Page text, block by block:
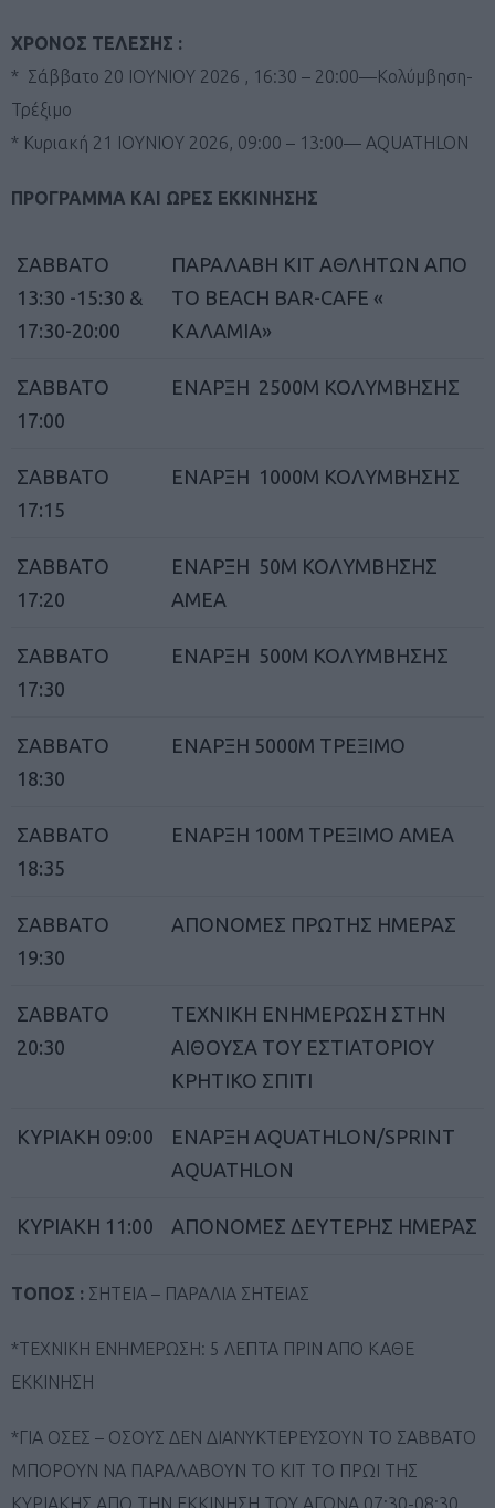
ΧΡΟΝΟΣ ΤΕΛΕΣΗΣ :
* Σάββατο 20 ΙΟΥΝΙΟΥ 2026 , 16:30 – 20:00—Κολύμβηση-
Τρέξιμο
* Κυριακή 21 ΙΟΥΝΙΟΥ 2026, 09:00 – 13:00— AQUATHLON
ΠΡΟΓΡΑΜΜΑ ΚΑΙ ΩΡΕΣ ΕΚΚΙΝΗΣΗΣ
ΣΑΒΒΑΤΟ
13:30 -15:30 &
17:30-20:00
ΠΑΡΑΛΑΒΗ ΚΙΤ ΑΘΛΗΤΩΝ ΑΠΟ
ΤΟ BEACH BAR-CAFE «
ΚΑΛΑΜΙΑ»
ΣΑΒΒΑΤΟ
17:00
ΕΝΑΡΞΗ 2500Μ ΚΟΛΥΜΒΗΣΗΣ
ΣΑΒΒΑΤΟ
17:15
ΕΝΑΡΞΗ 1000Μ ΚΟΛΥΜΒΗΣΗΣ
ΣΑΒΒΑΤΟ
17:20
ΕΝΑΡΞΗ 50Μ ΚΟΛΥΜΒΗΣΗΣ
ΑΜΕΑ
ΣΑΒΒΑΤΟ
17:30
ΕΝΑΡΞΗ 500Μ ΚΟΛΥΜΒΗΣΗΣ
ΣΑΒΒΑΤΟ
18:30
ΕΝΑΡΞΗ 5000Μ ΤΡΕΞΙΜΟ
ΣΑΒΒΑΤΟ
18:35
ΕΝΑΡΞΗ 100Μ ΤΡΕΞΙΜΟ ΑΜΕΑ
ΣΑΒΒΑΤΟ
19:30
ΑΠΟΝΟΜΕΣ ΠΡΩΤΗΣ ΗΜΕΡΑΣ
ΣΑΒΒΑΤΟ
20:30
ΤΕΧΝΙΚΗ ΕΝΗΜΕΡΩΣΗ ΣΤΗΝ
ΑΙΘΟΥΣΑ ΤΟΥ ΕΣΤΙΑΤΟΡΙΟΥ
ΚΡΗΤΙΚΟ ΣΠΙΤΙ
ΚΥΡΙΑΚΗ 09:00
ΕΝΑΡΞΗ AQUATHLON/SPRINT
AQUATHLON
ΚΥΡΙΑΚΗ 11:00 ΑΠΟΝΟΜΕΣ ΔΕΥΤΕΡΗΣ ΗΜΕΡΑΣ
ΤΟΠΟΣ : ΣΗΤΕΙΑ – ΠΑΡΑΛΙΑ ΣΗΤΕΙΑΣ
*ΤΕΧΝΙΚΗ ΕΝΗΜΕΡΩΣΗ: 5 ΛΕΠΤΑ ΠΡΙΝ ΑΠΟ ΚΑΘΕ
ΕΚΚΙΝΗΣΗ
*ΓΙΑ ΟΣΕΣ – ΟΣΟΥΣ ΔΕΝ ΔΙΑΝΥΚΤΕΡΕΥΣΟΥΝ ΤΟ ΣΑΒΒΑΤΟ
ΜΠΟΡΟΥΝ ΝΑ ΠΑΡΑΛΑΒΟΥΝ ΤΟ ΚΙΤ ΤΟ ΠΡΩΙ ΤΗΣ
ΚΥΡΙΑΚΗΣ ΑΠΟ ΤΗΝ ΕΚΚΙΝΗΣΗ ΤΟΥ ΑΓΩΝΑ 07:30-08:30